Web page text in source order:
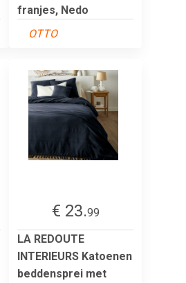
franjes, Nedo
OTTO
€ 23.99
LA REDOUTE
INTERIEURS Katoenen
beddensprei met